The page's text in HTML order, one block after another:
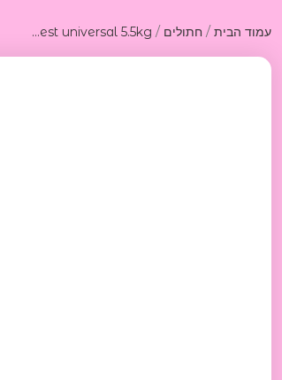
עמוד הבית/ חתולים / Cat's best universal 5.5kg קט בסט אוניברסל 5.5 קג